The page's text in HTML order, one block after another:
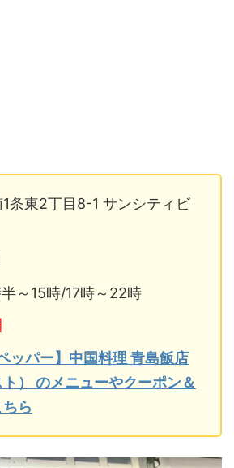
条東2丁目8-1 サンシティビ
～15時/17時～22時
パー】中国料理 青島飯店
ト） のメニューやクーポン＆
ら